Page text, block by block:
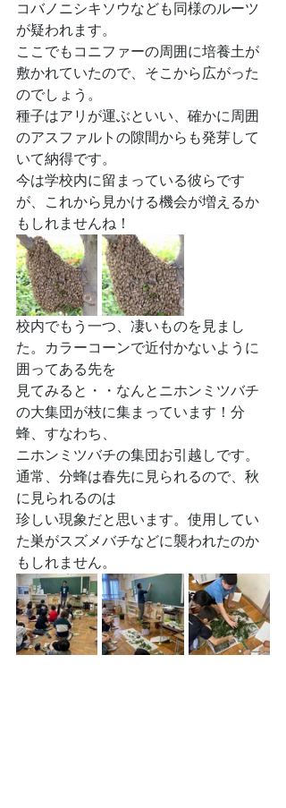
コバノニシキソウなども同様のルーツ
が疑われます。
ここでもコニファーの周囲に培養土が
敷かれていたので、そこから広がった
のでしょう。
種子はアリが運ぶといい、確かに周囲
のアスファルトの隙間からも発芽して
いて納得です。
今は学校内に留まっている彼らです
が、これから見かける機会が増えるか
もしれませんね！
校内でもう一つ、凄いものを見まし
た。カラーコーンで近付かないように
囲ってある先を
見てみると・・なんとニホンミツバチ
の大集団が枝に集まっています！分
蜂、すなわち、
ニホンミツバチの集団お引越しです。
通常、分蜂は春先に見られるので、秋
に見られるのは
珍しい現象だと思います。使用してい
た巣がスズメバチなどに襲われたのか
もしれません。